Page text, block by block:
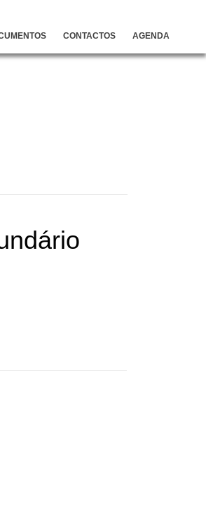
CONTACTOS AGENDA